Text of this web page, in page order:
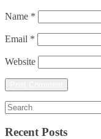
Name *
Email *
Website
Recent Posts